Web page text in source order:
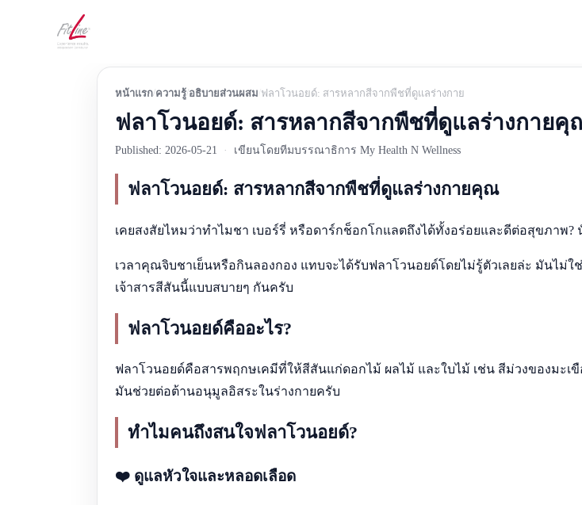
หน้าแรก ความรู้ อธิบายส่วนผสม ฟลาโวนอยด์: สารหลากสีจากพืชที่ดูแลร่างกายคุณ
ฟลาโวนอยด์: สารหลากสีจากพืชที่ดูแลร่างกายคุ
Published: 2026-05-21 · เขียนโดยทีมบรรณาธิการ My Health N Wellness
ฟลาโวนอยด์: สารหลากสีจากพืชที่ดูแลร่างกายคุณ
เคยสงสัยไหมว่าทำไมชา เบอร์รี่ หรือดาร์กช็อกโกแลตถึงได้ทั้งอร่อยและดีต่อสุขภาพ
เวลาคุณจิบชาเย็นหรือกินลองกอง แทบจะได้รับฟลาโวนอยด์โดยไม่รู้ตัวเลยล่ะ มันไ
เจ้าสารสีสันนี้แบบสบายๆ กันครับ
ฟลาโวนอยด์คืออะไร?
ฟลาโวนอยด์คือสารพฤกษเคมีที่ให้สีสันแก่ดอกไม้ ผลไม้ และใบไม้ เช่น สีม่วงของมะเขื
มันช่วยต่อต้านอนุมูลอิสระในร่างกายครับ
ทำไมคนถึงสนใจฟลาโวนอยด์?
❤️ ดูแลหัวใจและหลอดเลือด